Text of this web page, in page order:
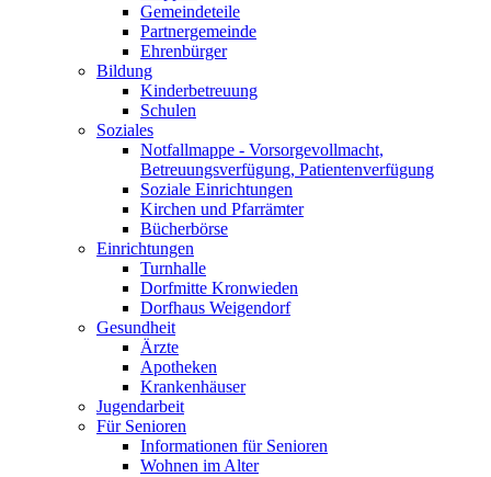
Gemeindeteile
Partnergemeinde
Ehrenbürger
Bildung
Kinderbetreuung
Schulen
Soziales
Notfallmappe - Vorsorgevollmacht,
Betreuungsverfügung, Patientenverfügung
Soziale Einrichtungen
Kirchen und Pfarrämter
Bücherbörse
Einrichtungen
Turnhalle
Dorfmitte Kronwieden
Dorfhaus Weigendorf
Gesundheit
Ärzte
Apotheken
Krankenhäuser
Jugendarbeit
Für Senioren
Informationen für Senioren
Wohnen im Alter